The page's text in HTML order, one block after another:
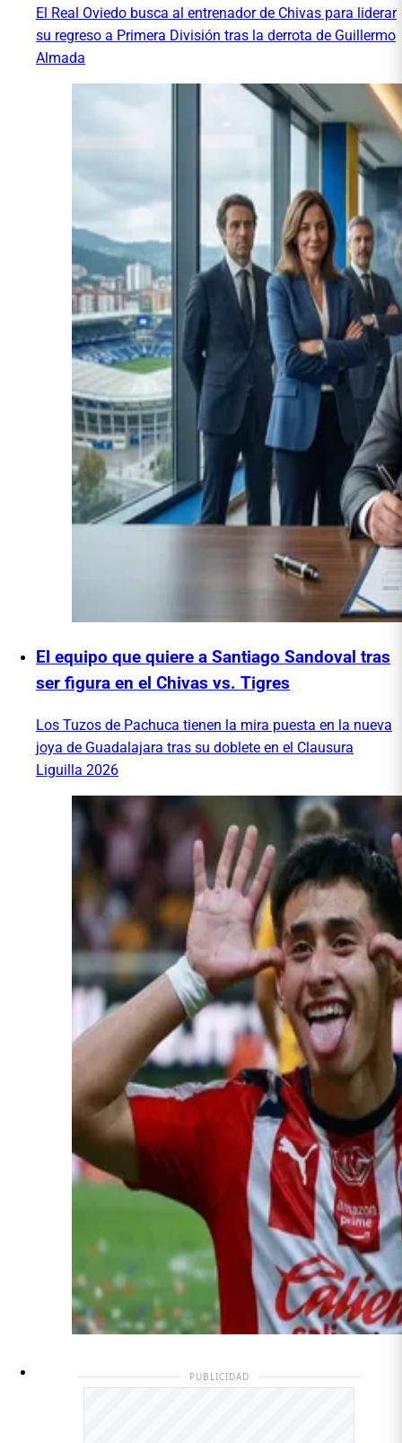
El Real Oviedo busca al entrenador de Chivas para liderar
su regreso a Primera División tras la derrota de Guillermo
Almada
El equipo que quiere a Santiago Sandoval tras
ser figura en el Chivas vs. Tigres
Los Tuzos de Pachuca tienen la mira puesta en la nueva
joya de Guadalajara tras su doblete en el Clausura
Liguilla 2026
PUBLICIDAD